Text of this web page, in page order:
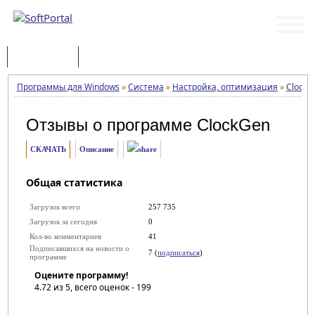
Программы для Windows »Система » Настройка, оптимизация »
Отзывы о программе ClockGen
СКАЧАТЬ Описание
Общая статистика
Загрузок всего
257 735
Загрузок за сегодня
0
Кол-во комментариев
41
Подписавшихся на новости о
программе
7 (подписаться)
Оцените программу!
4.72из 5, всего оценок - 199